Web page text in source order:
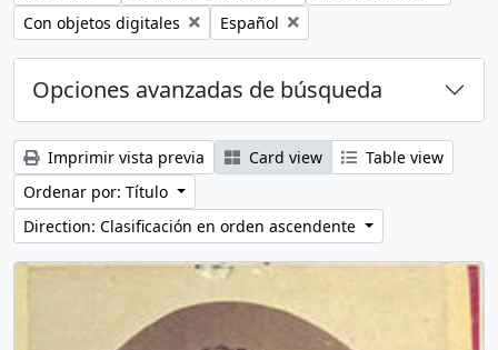
Remove filter:
Con objetos digitales Remove filter:
Español
Opciones avanzadas de búsqueda
Imprimir vista previa Card view
Table view
Ordenar por: Título
Direction: Clasificación en orden ascendente